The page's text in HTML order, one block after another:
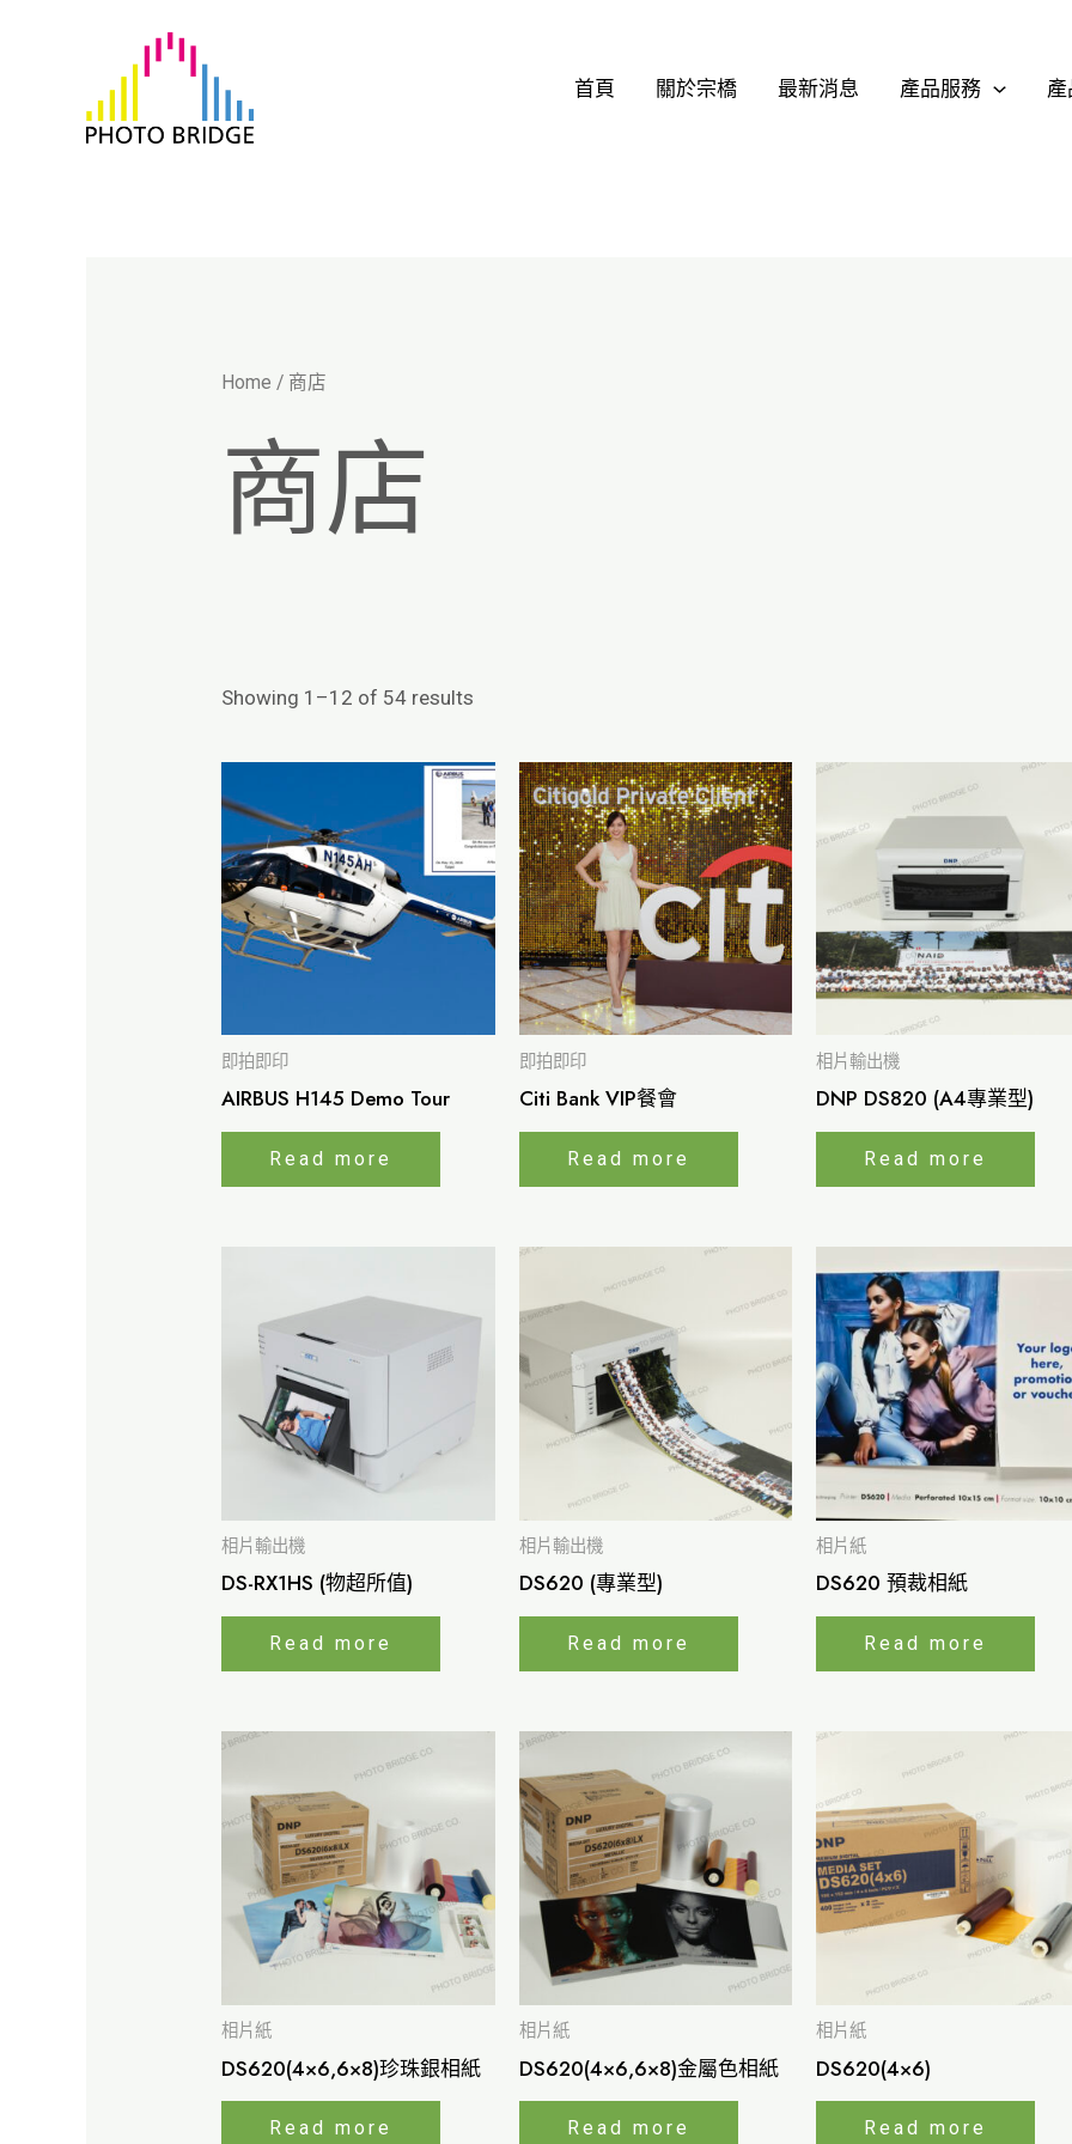
首頁 關於宗橋 最新消息 產品服務
Home / 商店
商店
Showing 1–12 of 54 results
即拍即印
AIRBUS H145 Demo Tour
Read more
即拍即印
Citi Bank VIP餐會
Read more
相片輸出機
DNP DS820 (A4專業型)
Read more
相片輸出機
DS-RX1HS (物超所值)
Read more
相片輸出機
DS620 (專業型)
Read more
相片紙
DS620 預裁相紙
Read more
相片紙
DS620(4×6,6×8)珍珠銀相紙
Read more
相片紙
DS620(4×6,6×8)金屬色相紙
Read more
相片紙
DS620(4×6)
Read more